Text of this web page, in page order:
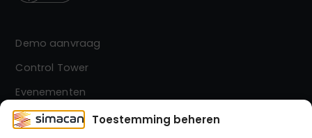
Toestemming beheren
Demo aanvraag
Control Tower
Evenementen
Contact